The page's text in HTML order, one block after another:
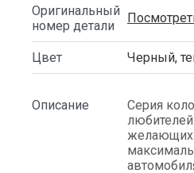
Оригинальный
номер детали
Цвет Черный,
Описание
Серия
желающих